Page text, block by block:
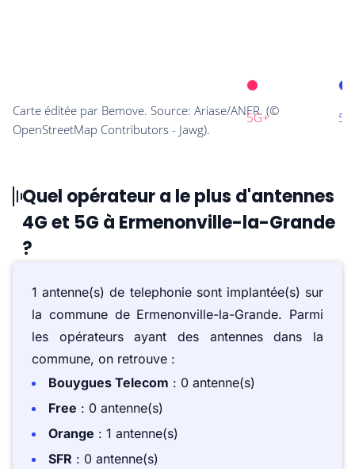
Quel opérateur a le plus d'antennes
4G et 5G à Ermenonville-la-Grande
?
1 antenne(s) de telephonie sont implantée(s) sur
la commune de Ermenonville-la-Grande. Parmi
les opérateurs ayant des antennes dans la
commune, on retrouve :
Bouygues Telecom : 0 antenne(s)
Free : 0 antenne(s)
Orange : 1 antenne(s)
SFR : 0 antenne(s)